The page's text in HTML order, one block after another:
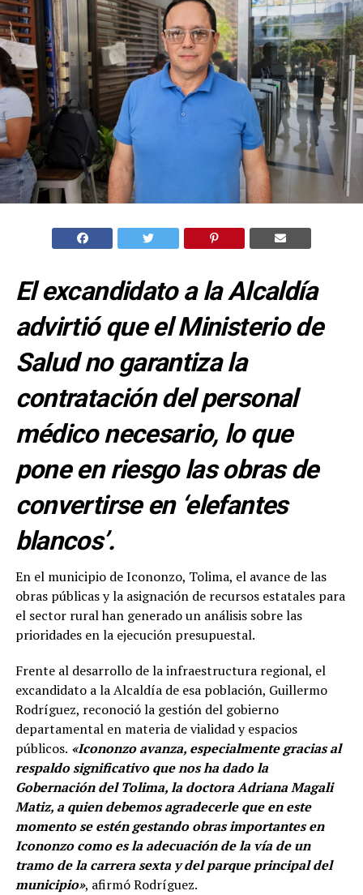
El excandidato a la Alcaldía
advirtió que el Ministerio de
Salud no garantiza la
contratación del personal
médico necesario, lo que
pone en riesgo las obras de
convertirse en ‘elefantes
blancos’.
En el municipio de Icononzo, Tolima, el avance de las
obras públicas y la asignación de recursos estatales para
el sector rural han generado un análisis sobre las
prioridades en la ejecución presupuestal.
Frente al desarrollo de la infraestructura regional, el
excandidato a la Alcaldía de esa población, Guillermo
Rodríguez, reconoció la gestión del gobierno
departamental en materia de vialidad y espacios
públicos. «Icononzo avanza, especialmente gracias al
respaldo significativo que nos ha dado la
Gobernación del Tolima, la doctora Adriana Magali
Matiz, a quien debemos agradecerle que en este
momento se estén gestando obras importantes en
Icononzo como es la adecuación de la vía de un
tramo de la carrera sexta y del parque principal del
municipio», afirmó Rodríguez.